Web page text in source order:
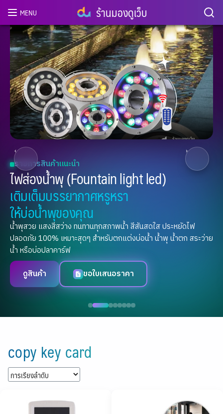
รายการสินค้าแนะนำ
ไฟส่องน้ำพุ (Fountain light led)
เติมเต็มบรรยากาศหรูหรา
ให้บ่อน้ำพุของคุณ
น้ำพุสวย แสงสีสว่าง ทนทานทุกสภาพน้ำ สีสันสดใส ประหยัดไฟ
ปลอดภัย 100% เหมาะสุดๆ สำหรับตกแต่งบ่อน้ำ น้ำพุ น้ำตก สระว่าย
น้ำ หรือบ่อปลาคาร์ฟ
ดูสินค้า
ขอใบเสนอราคา
‹ ›
/ 8
content
ร้านมองดูเว็บ
MENU
copy key card